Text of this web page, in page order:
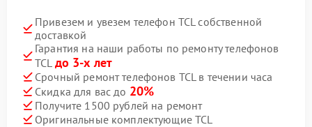
Привезем и увезем телефон TCL собственной
доставкой
Гарантия на наши работы по ремонту телефонов
TCL до 3-х лет
Срочный ремонт телефонов TCL в течении часа
Скидка для вас до 20%
Получите 1500 рублей на ремонт
Оригинальные комплектующие TCL